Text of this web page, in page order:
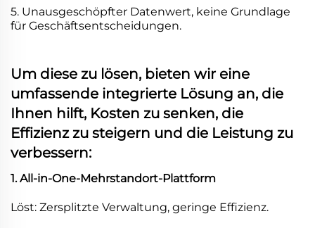
5. Unausgeschöpfter Datenwert, keine Grundlage
für Geschäftsentscheidungen.
Um diese zu lösen, bieten wir eine
umfassende integrierte Lösung an, die
Ihnen hilft, Kosten zu senken, die
Effizienz zu steigern und die Leistung zu
verbessern:
1. All-in-One-Mehrstandort-Plattform
Löst: Zersplitzte Verwaltung, geringe Effizienz.